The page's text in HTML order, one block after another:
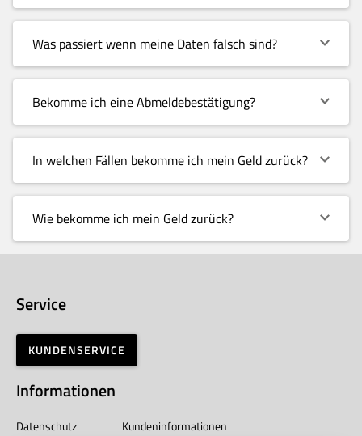
Was passiert wenn meine Daten falsch sind?
Bekomme ich eine Abmeldebestätigung?
In welchen Fällen bekomme ich mein Geld zurück?
Wie bekomme ich mein Geld zurück?
Service
KUNDENSERVICE
Informationen
Datenschutz
Kundeninformationen